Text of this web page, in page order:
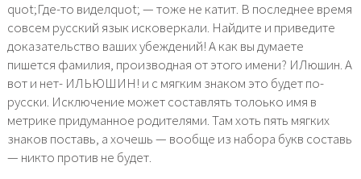
quot;Где-то виделquot; — тоже не катит. В последнее время
совсем русский язык исковеркали. Найдите и приведите
доказательство ваших убеждений! А как вы думаете
пишется фамилия, производная от этого имени? ИЛюшин. А
вот и нет- ИЛЬЮШИН! и с мягким знаком это будет по-
русски. Исключение может составлять толоько имя в
метрике придуманное родителями. Там хоть пять мягких
знаков поставь, а хочешь — вообще из набора букв составь
— никто против не будет.